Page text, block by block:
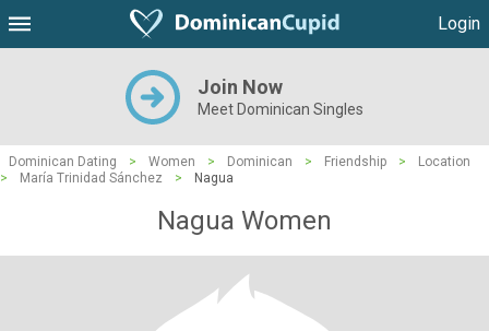
Login
Join Now
Meet Dominican Singles
Dominican Dating > Women > Dominican > Friendship >
Location
>
María Trinidad Sánchez > Nagua
Nagua Women